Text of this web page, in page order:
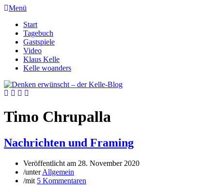
Menü
Start
Tagebuch
Gastspiele
Video
Klaus Kelle
Kelle woanders
Timo Chrupalla
Nachrichten und Framing
Veröffentlicht am 28. November 2020
/unterAllgemein
/mit 5 Kommentaren